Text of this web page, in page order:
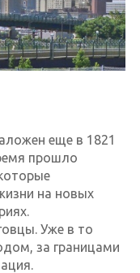
еще в 1821
прошло
на новых
Уже в то
за границами